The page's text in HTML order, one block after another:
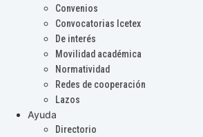
Convenios
Convocatorias Icetex
De interés
Movilidad académica
Normatividad
Redes de cooperación
Lazos
Ayuda
Directorio